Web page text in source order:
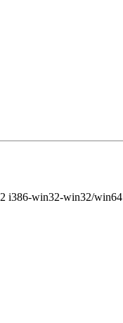
i386-win32-win32/win64